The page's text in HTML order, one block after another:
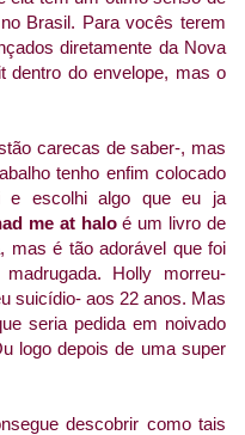
Brasil. Para vocês terem
diretamente da Nova
dentro do envelope, mas o
carecas de saber-, mas
tenho enfim colocado
e escolhi algo que eu ja
me at haloé um livro de
mas é tão adorável que foi
Holly morreu-
suicídio- aos 22 anos. Mas
seria pedida em noivado
logo depois de uma super
descobrir como tais